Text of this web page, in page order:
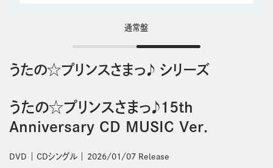
うたの☆プリンスさまっ♪ シリーズ
うたの☆プリンスさまっ♪15th
Anniversary CD MUSIC Ver．
DVD CDシングル 2026/01/07 Release
通常盤